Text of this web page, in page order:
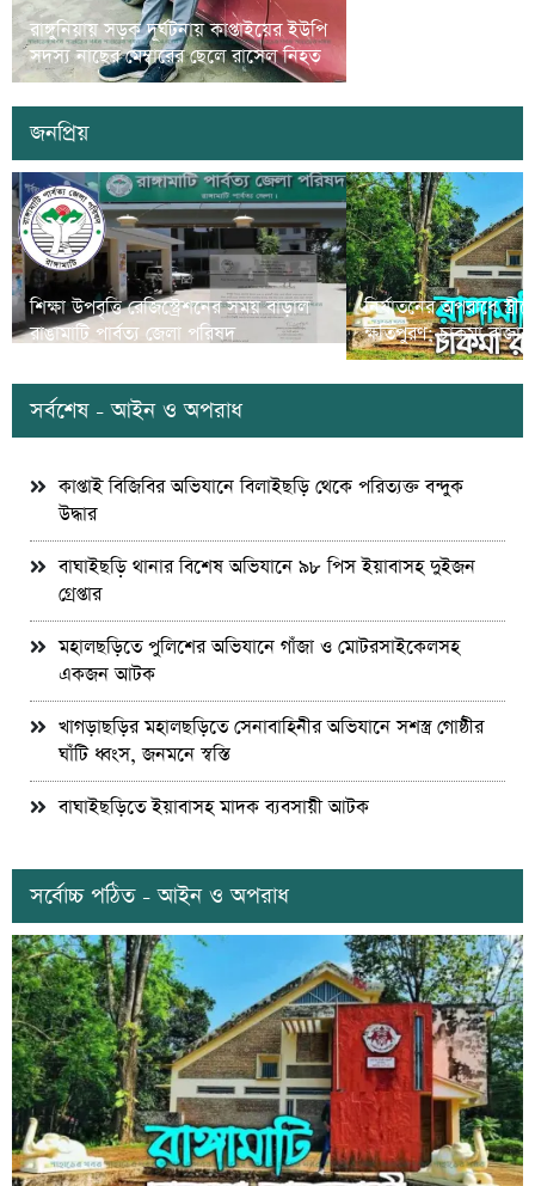
রাঙ্গুনিয়ায় সড়ক দূর্ঘটনায় কাপ্তাইয়ের ইউপি
সদস্য নাছের মেম্বারের ছেলে রাসেল নিহত
জনপ্রিয়
শিক্ষা উপবৃত্তি রেজিস্ট্রেশনের সময় বাড়াল
রাঙামাটি পার্বত্য জেলা পরিষদ
নির্যাতনের অপরাধে
ক্ষতিপুরণ; চাকমা
সর্বশেষ - আইন ও অপরাধ
কাপ্তাই বিজিবির অভিযানে বিলাইছড়ি থেকে পরিত্যক্ত বন্দুক
উদ্ধার
বাঘাইছড়ি থানার বিশেষ অভিযানে ৯৮ পিস ইয়াবাসহ দুইজন
গ্রেপ্তার
মহালছড়িতে পুলিশের অভিযানে গাঁজা ও মোটরসাইকেলসহ
একজন আটক
খাগড়াছড়ির মহালছড়িতে সেনাবাহিনীর অভিযানে সশস্ত্র গোষ্ঠীর
ঘাঁটি ধ্বংস, জনমনে স্বস্তি
বাঘাইছড়িতে ইয়াবাসহ মাদক ব্যবসায়ী আটক
সর্বোচ্চ পঠিত - আইন ও অপরাধ